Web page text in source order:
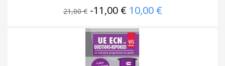
21,00 € -11,00 € 10,00 €